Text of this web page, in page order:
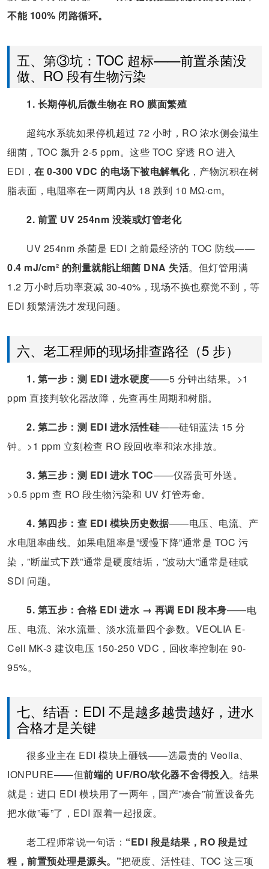
不能 100% 闭路循环。
五、第③坑：TOC 超标——前置杀菌没
做、RO 段有生物污染
1. 长期停机后微生物在 RO 膜面繁殖
超纯水系统如果停机超过 72 小时，RO 浓水侧会滋生
细菌，TOC 飙升 2-5 ppm。这些 TOC 穿透 RO 进入
EDI， 在 0-300 VDC 的电场下被电解氧化，产物沉积在树
脂表面，电阻率在一两周内从 18 跌到 10 MΩ·cm。
2. 前置 UV 254nm 没装或灯管老化
UV 254nm 杀菌是 EDI 之前最经济的 TOC 防线——
0.4 mJ/cm² 的剂量就能让细菌 DNA 失活。但灯管用满
1.2 万小时后功率衰减 30-40%，现场不换也察觉不到，等
EDI 频繁清洗才发现问题。
六、老工程师的现场排查路径（5 步）
1. 第一步：测 EDI 进水硬度——5 分钟出结果。>1
ppm 直接判软化器故障，先查再生周期和树脂。
2. 第二步：测 EDI 进水活性硅——硅钼蓝法 15 分
钟。>1 ppm 立刻检查 RO 段回收率和浓水排放。
3. 第三步：测 EDI 进水 TOC——仪器贵可外送。
>0.5 ppm 查 RO 段生物污染和 UV 灯管寿命。
4. 第四步：查 EDI 模块历史数据——电压、电流、产
水电阻率曲线。如果电阻率是”缓慢下降”通常是 TOC 污
染，”断崖式下跌”通常是硬度结垢，”波动大”通常是硅或
SDI 问题。
5. 第五步：合格 EDI 进水 → 再调 EDI 段本身——电
压、电流、浓水流量、淡水流量四个参数。VEOLIA E-
Cell MK-3 建议电压 150-250 VDC，回收率控制在 90-
95%。
七、结语：EDI 不是越多越贵越好，进水
合格才是关键
很多业主在 EDI 模块上砸钱——选最贵的 Veolia、
IONPURE——但前端的 UF/RO/软化器不舍得投入。结果
就是：进口 EDI 模块用了一两年，国产”凑合”前置设备先
把水做”毒”了，EDI 跟着一起报废。
老工程师常说一句话： “EDI 段是结果，RO 段是过
程，前置预处理是源头。”把硬度、活性硅、TOC 这三项